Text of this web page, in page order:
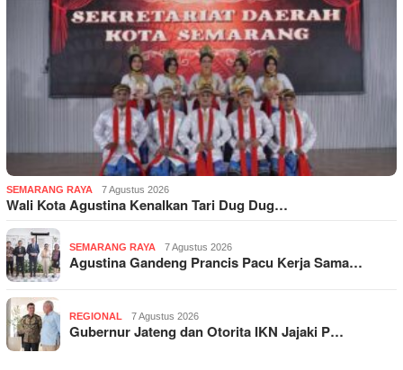
SEMARANG RAYA 7 Agustus 2026
Wali Kota Agustina Kenalkan Tari Dug Dug…
SEMARANG RAYA 7 Agustus 2026
Agustina Gandeng Prancis Pacu Kerja Sama…
REGIONAL 7 Agustus 2026
Gubernur Jateng dan Otorita IKN Jajaki P…